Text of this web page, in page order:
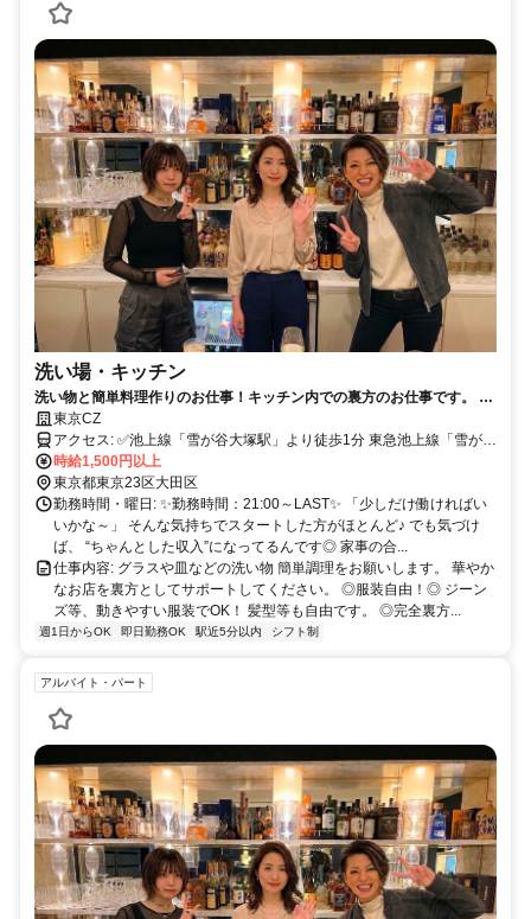
洗い場・キッチン
洗い物と簡単料理作りのお仕事！キッチン内での裏方のお仕事です。 華
やかなお店を裏方としてサポートしてください。◎中高年も活躍中！◎
髪型や服装も自由です！
東京CZ
アクセス: ✅池上線「雪が谷大塚駅」より徒歩1分 東急池上線「雪が谷
大塚駅」は、 五反田駅〜蒲田駅を結ぶ路線上にあり、通勤のしやす
さが魅力です✨ 沿線には、 大崎広小路駅・戸越銀座駅・荏原中延
駅・旗の台駅・長原駅・石川台駅・御嶽山駅・久が原駅・千鳥町駅・
池上駅・蓮沼駅といった駅が並び、 どのエリアからでも通いやすい
立地です◎ また、五反田駅からは山手線に接続しており、 渋谷駅・
新宿駅・池袋駅・品川駅などの主要エリアからもアクセス良好✨ さら
に、蒲田駅経由で 川崎駅・横浜駅方面からの通勤も可能です♪ 加え
て、旗の台駅で乗り換えれば 大井町駅・自由が丘駅方面からも通い
やすく、 幅広いエリアから無理なく通える好立地です◎
時給1,500円以上
東京都東京23区大田区
勤務時間・曜日: ✨勤務時間：21:00～LAST✨ 「少しだけ働ければい
いかな～」 そんな気持ちでスタートした方がほとんど♪ でも気づけ
ば、 “ちゃんとした収入”になってるんです◎ 家事の合...
仕事内容: グラスや皿などの洗い物 簡単調理をお願いします。 華やか
なお店を裏方としてサポートしてください。 ◎服装自由！◎ ジーン
ズ等、動きやすい服装でOK！ 髪型等も自由です。 ◎完全裏方...
週1日からOK 即日勤務OK 駅近5分以内 シフト制
アルバイト・パート